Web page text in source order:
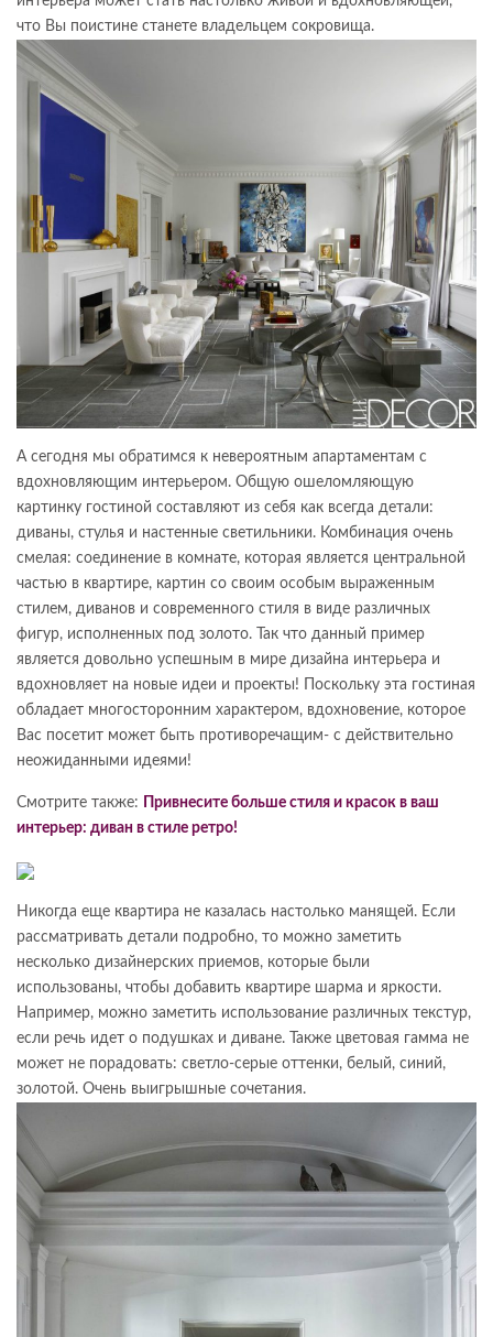
что Вы поистине станете владельцем сокровища.
А сегодня мы обратимся к невероятным апартаментам с
вдохновляющим интерьером. Общую ошеломляющую
картинку гостиной составляют из себя как всегда детали:
диваны, стулья и настенные светильники. Комбинация очень
смелая: соединение в комнате, которая является центральной
частью в квартире, картин со своим особым выраженным
стилем, диванов и современного стиля в виде различных
фигур, исполненных под золото. Так что данный пример
является довольно успешным в мире дизайна интерьера и
вдохновляет на новые идеи и проекты! Поскольку эта гостиная
обладает многосторонним характером, вдохновение, которое
Вас посетит может быть противоречащим- с действительно
неожиданными идеями!
Смотрите также:
Привнесите больше стиля и красок в ваш
интерьер: диван в стиле ретро!
Никогда еще квартира не казалась настолько манящей. Если
рассматривать детали подробно, то можно заметить
несколько дизайнерских приемов, которые были
использованы, чтобы добавить квартире шарма и яркости.
Например, можно заметить использование различных текстур,
если речь идет о подушках и диване. Также цветовая гамма не
может не порадовать: светло-серые оттенки, белый, синий,
золотой. Очень выигрышные сочетания.